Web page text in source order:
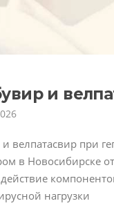
и
велпатасвир при
в Новосибирске
нагрузки